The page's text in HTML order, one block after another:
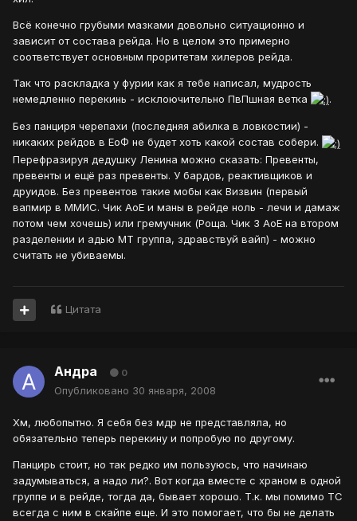
Всё конечно грубыми мазками довольно ситуационно и
зависит от состава рейда. Но в целом это примерно
соответствует основным проритетам хилеров рейда.
Так что раскладка у фурии как я тебе написал, мудрость
немедленно перекинь - исклоючительно ПвПшная ветка
.
Без панциря черепахи (последняя абилка в ловкостии) -
никаких рейдов в ЕоФ не будет хоть какой состав собери.
Перефразируя дедушку Ленина можно сказать: Превенты,
превенты и ещё раз превенты. У бардов, реактивщиков и
друидов. Без превентов такие мобы как Визвин (первый
вапмир в ММИС. Чик АоЕ и маны в рейде ноль - лечи и дамаж
потом чем хочешь) или гремучник (Роща. Чик 3 АоЕ на втором
разделении и адью МТ группа, здравствуй вайп) - можно
считать не убиваемы.
Цитата
Андра 0
Опубликовано 30 января, 2008
Хм, любопытно. Я себя без мдр не представляла, но
обязательно теперь перекину и попробую по другому.
Панцирь стоит, но так редко им пользуюсь, что начинаю
задумываться, а надо ли?. Вот когда вместе с храном в одной
группе и в рейде, тогда да, бывает хорошо. Т.к. мы помимо ТС
всегда с ним в скайпе еще. И это помогает, что бы не делать